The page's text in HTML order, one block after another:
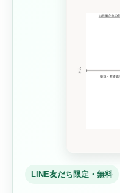
LINE友だち限定・無料